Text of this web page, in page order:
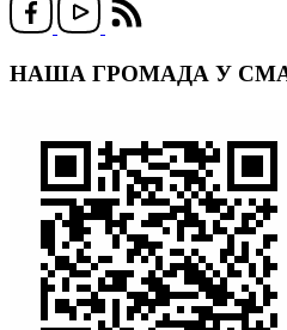
НАША ГРОМАДА У